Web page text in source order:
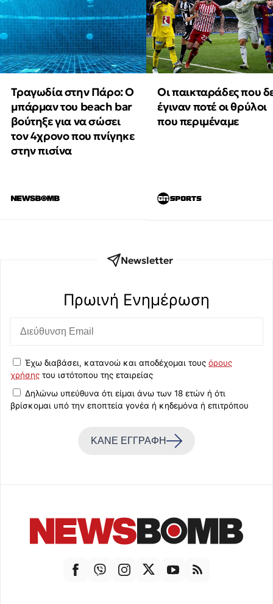
Τραγωδία στην Πάρο: Ο
μπάρμαν του beach bar
βούτηξε για να σώσει
τον 4χρονο που πνίγηκε
στην πισίνα
Οι παικταράδες που
έγιναν ποτέ οι θρύλοι
που περιμέναμε
Newsletter
Πρωινή Eνημέρωση
Έχω διαβάσει, κατανοώ και αποδέχομαι τους όρους
χρήσης του ιστότοπου της εταιρείας
Δηλώνω υπεύθυνα ότι είμαι άνω των 18 ετών ή ότι
βρίσκομαι υπό την εποπτεία γονέα ή κηδεμόνα ή επιτρόπου
ΚΑΝΕ ΕΓΓΡΑΦΗ